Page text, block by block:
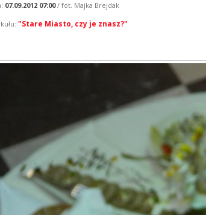
07.09.2012 07:00/ fot. Majka Brejdak
"Stare Miasto, czy je znasz?"